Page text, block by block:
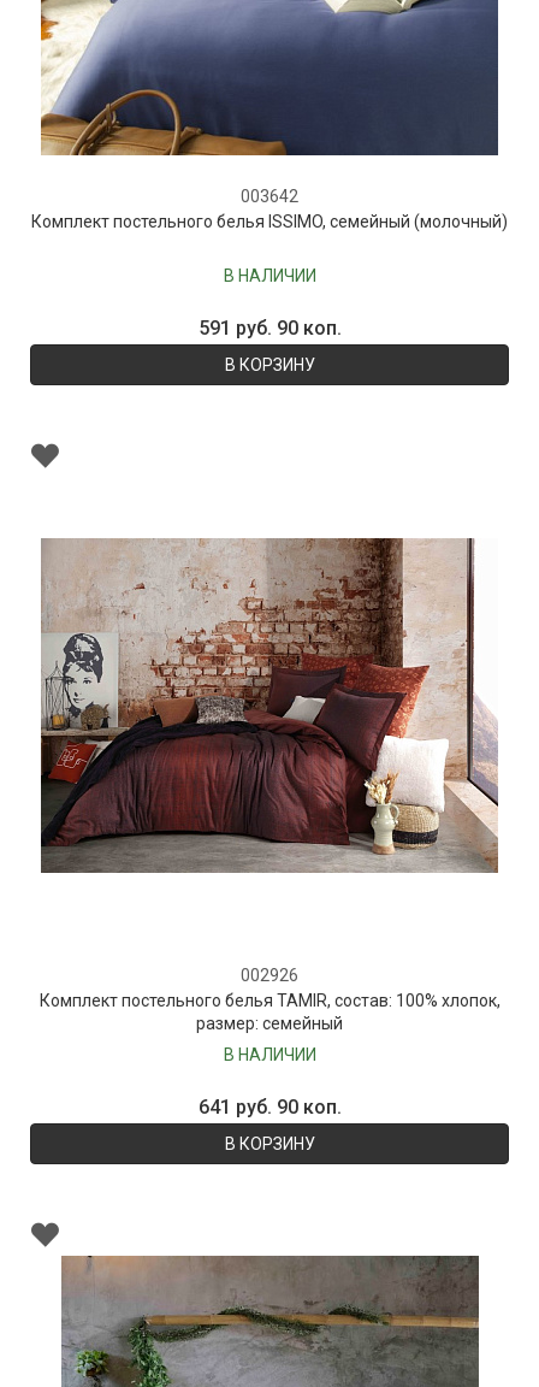
003642
Комплект постельного белья ISSIMO, семейный (молочный)
В НАЛИЧИИ
591 руб. 90 коп.
В КОРЗИНУ
002926
Комплект постельного белья TAMIR, состав: 100% хлопок,
размер: семейный
В НАЛИЧИИ
641 руб. 90 коп.
В КОРЗИНУ